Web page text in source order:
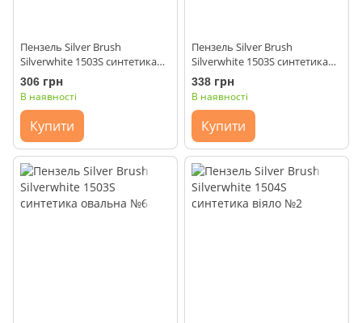
Пензель Silver Brush
Silverwhite 1503S синтетика
овальна №2
306 грн
В наявності
Купити
Пензель Silver Brush
Silverwhite 1503S синтетика
овальна №4
338 грн
В наявності
Купити